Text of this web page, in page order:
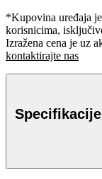
*Kupovina uređaja
korisnicima,
Izražena cena je uz
kontaktirajte nas